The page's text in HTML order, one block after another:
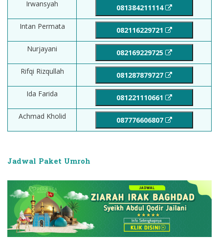
Irwansyah
081384211114
Intan Permata
082116229721
Nurjayani
082169229725
Rifqi Rizqullah
081287879727
Ida Farida
081221110661
Achmad Kholid
087776606807
Jadwal Paket Umroh